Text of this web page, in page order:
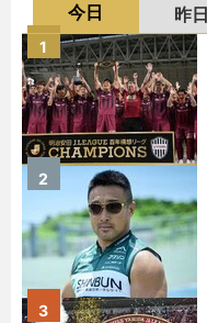
今日 昨日
1
2
3